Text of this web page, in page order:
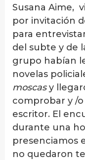
Susana Aime,
por invitación
para
del subte y de
grupo habían
novelas
moscasy
comprobar y /
escritor. El
durante una
presenciamos
no quedaron